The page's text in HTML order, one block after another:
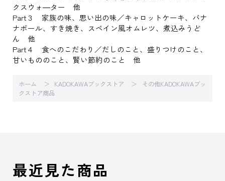
クスウォ―ター 他
Part３ 家族の味、思い出の味／キャロットケーキ、バナ
ナボール、すき焼き、スペイン風オムレツ、煮込みうど
ん 他
Part４ 食へのこだわり／だしのこと、盛りつけのこと、
甘いもののこと、賢い節約のこと 他
ホーム KADOKAWAブックストア
その他KADOKAWAブッ
クストア商品
最近見た商品